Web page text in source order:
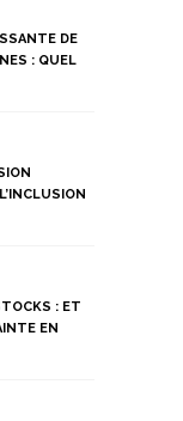
nouvelle
fenêtre)
DE
: QUEL
: ET
EN